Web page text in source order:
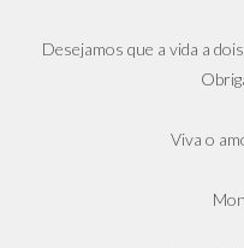
Desejamos que a vida a
Viva o